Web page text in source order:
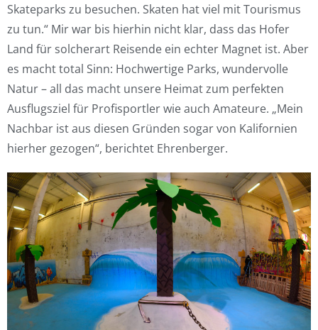
Skateparks zu besuchen. Skaten hat viel mit Tourismus
zu tun.“ Mir war bis hierhin nicht klar, dass das Hofer
Land für solcherart Reisende ein echter Magnet ist. Aber
es macht total Sinn: Hochwertige Parks, wundervolle
Natur – all das macht unsere Heimat zum perfekten
Ausflugsziel für Profisportler wie auch Amateure. „Mein
Nachbar ist aus diesen Gründen sogar von Kalifornien
hierher gezogen“, berichtet Ehrenberger.